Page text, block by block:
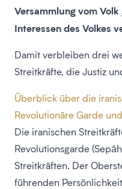
Versammlung vom
Interessen des Volkes
Damit verbleiben drei
Streitkräfte, die Justiz
Überblick über die
Revolutionäre Garde
Die iranischen
Revolutionsgarde
Streitkräften. Der
führenden